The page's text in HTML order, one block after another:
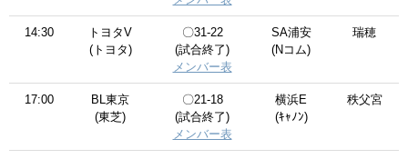
14:30
トヨタV
(トヨタ)
〇31-22
(試合終了)
メンバー表
SA浦安
(Nコム)
瑞穂
17:00
BL東京
(東芝)
〇21-18
(試合終了)
メンバー表
横浜E
(ｷｬﾉﾝ)
秩父宮